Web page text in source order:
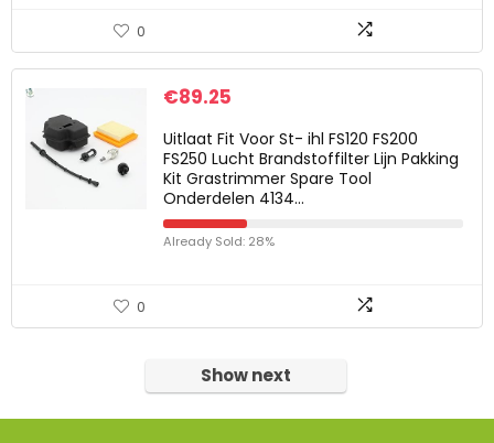
0
€89.25
Uitlaat Fit Voor St- ihl FS120 FS200
FS250 Lucht Brandstoffilter Lijn Pakking
Kit Grastrimmer Spare Tool
Onderdelen 4134…
Already Sold: 28%
0
Show next